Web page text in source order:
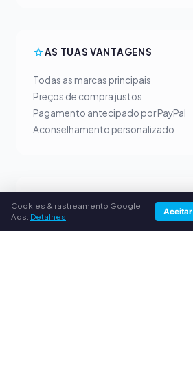
AS TUAS VANTAGENS
Todas as marcas principais
Preços de compra justos
Pagamento antecipado por PayPal
Aconselhamento personalizado
Cookies & rastreamento Google
Ads. Detalhes Aceitar